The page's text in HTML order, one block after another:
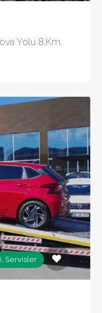
Yolu 8.Km,
Servisler